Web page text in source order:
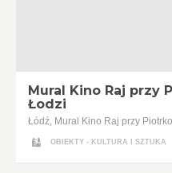
Mural Kino Raj przy
Łodzi
Łódź, Mural Kino Raj przy
OBIEKTY - KULTURA I SZTUKA